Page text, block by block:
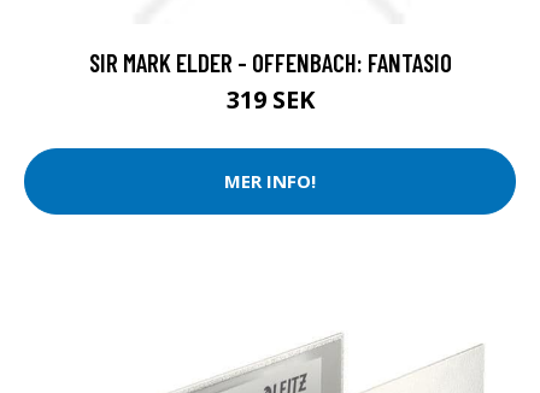
SIR MARK ELDER - OFFENBACH: FANTASIO
319 SEK
MER INFO!